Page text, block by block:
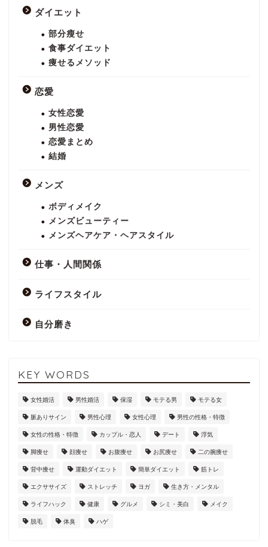
ダイエット
部分瘦せ
食事ダイエット
痩せるメソッド
恋愛
女性恋愛
男性恋愛
恋愛まとめ
結婚
メンズ
ボディメイク
メンズビューティー
メンズヘアケア・ヘアスタイル
仕事・人間関係
ライフスタイル
自分磨き
KEY WORDS
女性婚活 男性婚活 保湿 モテる男 モテる女
脈ありサイン 男性心理 女性心理 男性の性格・特徴
女性の性格・特徴 カップル・恋人 デート 浮気
脚痩せ 顔痩せ お腹痩せ お尻痩せ 二の腕痩せ
背中痩せ 運動ダイエット 簡単ダイエット 筋トレ
エクササイズ ストレッチ ヨガ 生き方・メンタル
ライフハック 健康 グルメ シミ・美白 メイク
脱毛 体臭 ハゲ